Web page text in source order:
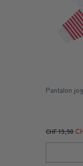
Pantalon
CHF 19,90